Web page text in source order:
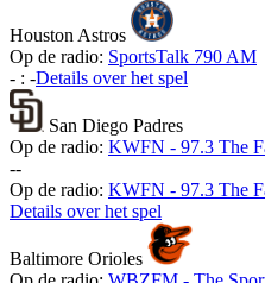
Houston Astros
Op de radio: SportsTalk 790 AM
- : -Details over het spel
San Diego Padres
Op de radio: KWFN - 97.3 The
--
Op de radio: KWFN - 97.3 The
Details over het spel
Baltimore Orioles